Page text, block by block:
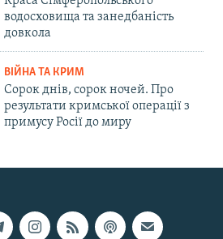
водосховища та занедбаність
довкола
ВІЙНА ТА КРИМ
Сорок днів, сорок ночей. Про
результати кримської операції з
примусу Росії до миру